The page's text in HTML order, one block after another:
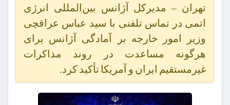
تهران – مدیرکل آژانس بین‌المللی انرژی
اتمی در تماس تلفنی با سید عباس عراقچی
وزیر امور خارجه بر آمادگی آژانس برای
هرگونه مساعدت در روند مذاکرات
غیرمستقیم ایران و آمریکا تأکید کرد.